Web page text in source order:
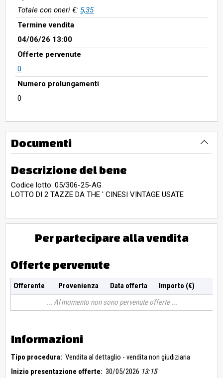
Totale con oneri €: 5,35
Termine vendita
04/06/26 13:00
Offerte pervenute
0
Numero prolungamenti
0
Documenti
Descrizione del bene
Codice lotto: 05/306-25-AG
LOTTO DI 2 TAZZE DA THE ' CINESI VINTAGE USATE
Per partecipare alla vendita
Offerte pervenute
Offerente Provenienza Data offerta
Importo (€)
Al momento non sono pervenute offerte
Informazioni
Tipo procedura: Vendita al dettaglio - vendita non giudiziaria
Inizio presentazione offerte: 30/05/2026 13:15